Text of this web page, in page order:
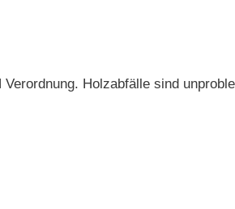
Holzabfälle sind